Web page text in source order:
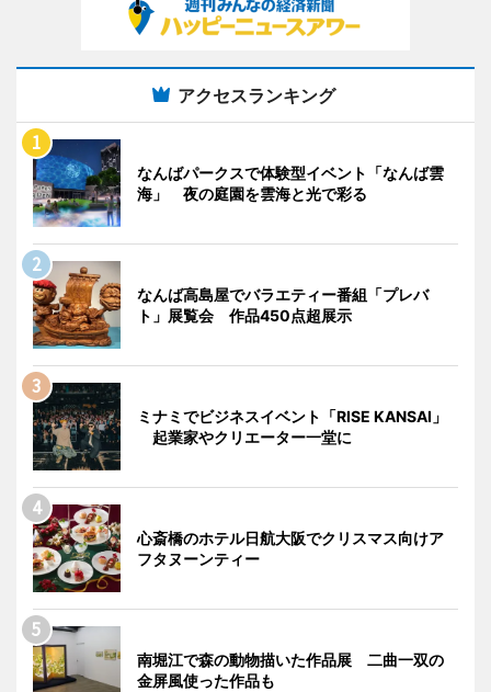
アクセスランキング
なんばパークスで体験型イベント「なんば雲
海」 夜の庭園を雲海と光で彩る
なんば高島屋でバラエティー番組「プレバ
ト」展覧会 作品450点超展示
ミナミでビジネスイベント「RISE KANSAI」
起業家やクリエーター一堂に
心斎橋のホテル日航大阪でクリスマス向けア
フタヌーンティー
南堀江で森の動物描いた作品展 二曲一双の
金屏風使った作品も